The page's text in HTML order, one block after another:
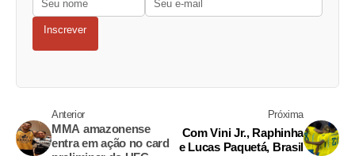
Inscrever
Anterior
MMA amazonense
entra em ação no card
Próxima
Com Vini Jr., Raphinha
e Lucas Paquetá, Brasil